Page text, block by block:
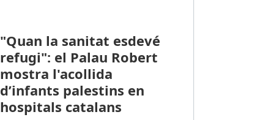
"Quan la sanitat esdevé
refugi": el Palau Robert
mostra l'acollida
d’infants palestins en
hospitals catalans